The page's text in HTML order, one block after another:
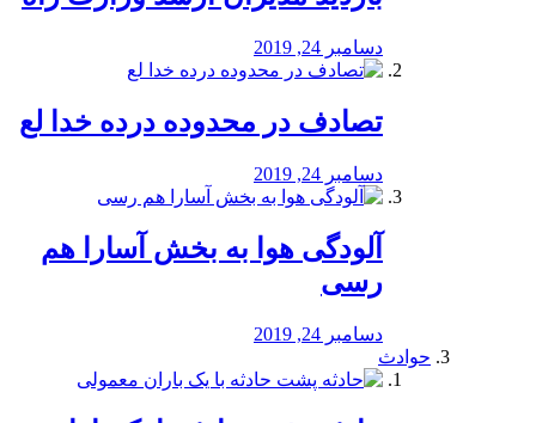
دسامبر 24, 2019
تصادف در محدوده درده خدا لع
دسامبر 24, 2019
آلودگی هوا به بخش آسارا هم
رسی
دسامبر 24, 2019
حوادث